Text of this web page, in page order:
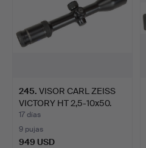
245. VISOR CARL ZEISS
VICTORY HT 2,5-10x50.
17 días
9 pujas
949 USD